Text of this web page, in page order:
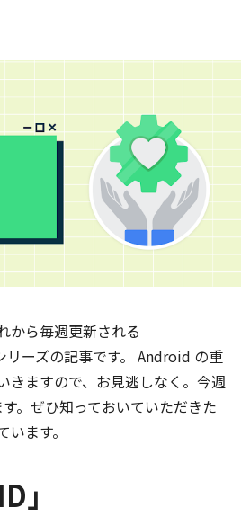
から毎週更新される
リーズの記事です。 Android の重
きますので、お見逃しなく。今週
。ぜひ知っておいていただきた
ます。
」